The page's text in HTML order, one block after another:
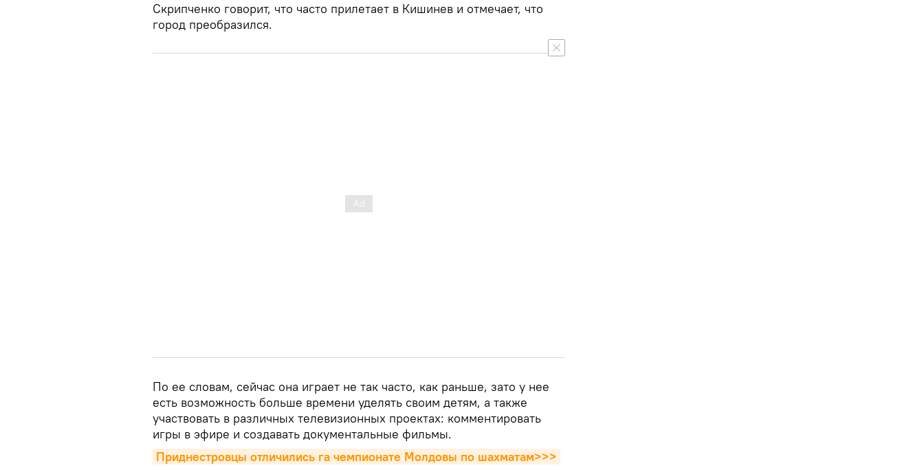
Скрипченко говорит, что часто прилетает в Кишинев и отмечает, что
город преобразился.
По ее словам, сейчас она играет не так часто, как раньше, зато у нее
есть возможность больше времени уделять своим детям, а также
участвовать в различных телевизионных проектах: комментировать
игры в эфире и создавать документальные фильмы.
Приднестровцы отличились га чемпионате Молдовы по шахматам>>>